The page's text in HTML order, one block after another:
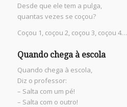
Desde que ele tem a pulga,
quantas vezes se coçou?
Coçou 1, coçou 2, coçou 3, coçou 4…
Quando chega à escola
Quando chega à escola,
Diz o professor:
– Salta com um pé!
– Salta com o outro!